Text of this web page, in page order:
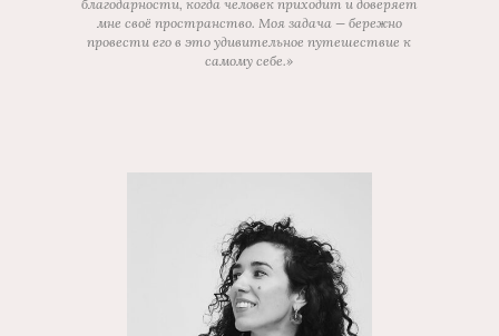
благодарности, когда человек приходит и доверяет
мне своё пространство. Моя задача — бережно
провести его в это удивительное путешествие к
самому себе.»